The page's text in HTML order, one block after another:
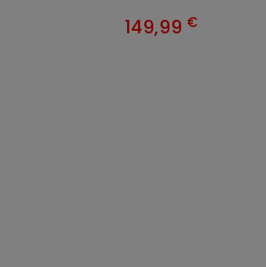
149,99 €